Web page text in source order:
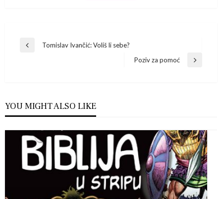
Navigacija
Previous
Tomislav Ivančić: Voliš li sebe?
Next
Poziv za pomoć
YOU MIGHT ALSO LIKE